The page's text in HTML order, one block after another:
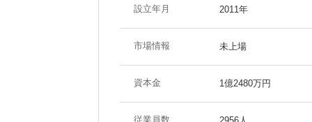
設立年月 2011年
市場情報 未上場
資本金 1億2480万円
従業員数